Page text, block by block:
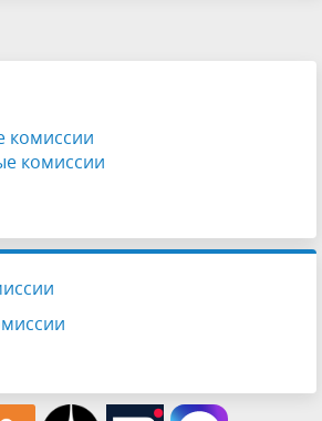
комиссии
комиссии